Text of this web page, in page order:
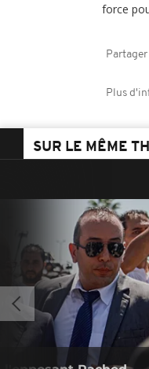
force
Partager
Plus
SUR LE MÊME